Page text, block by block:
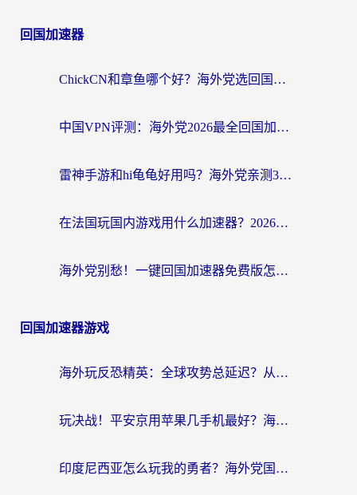
回国加速器
ChickCN和章鱼哪个好？海外党选回国加速器的3个关键维度 + 实用避坑指南
中国VPN评测：海外党2026最全回国加速器选择指南，告别地区限制不踩坑
雷神手游和hi龟龟好用吗？海外党亲测3款回国加速器，教你选对国外到国内加速器
在法国玩国内游戏用什么加速器？2026实测解决延迟卡顿的实用指南
海外党别愁！一键回国加速器免费版怎么选？从踩坑到流畅访问的全攻略
回国加速器游戏
海外玩反恐精英：全球攻势总延迟？从瑞典玩神武4到外国玩黎明觉醒，选对加速器才是关键！
玩决战！平安京用苹果几手机最好？海外党必看的设备+加速器双攻略
印度尼西亚怎么玩我的勇者？海外党国服游戏加速避坑指南（附实况五行师解决方案）